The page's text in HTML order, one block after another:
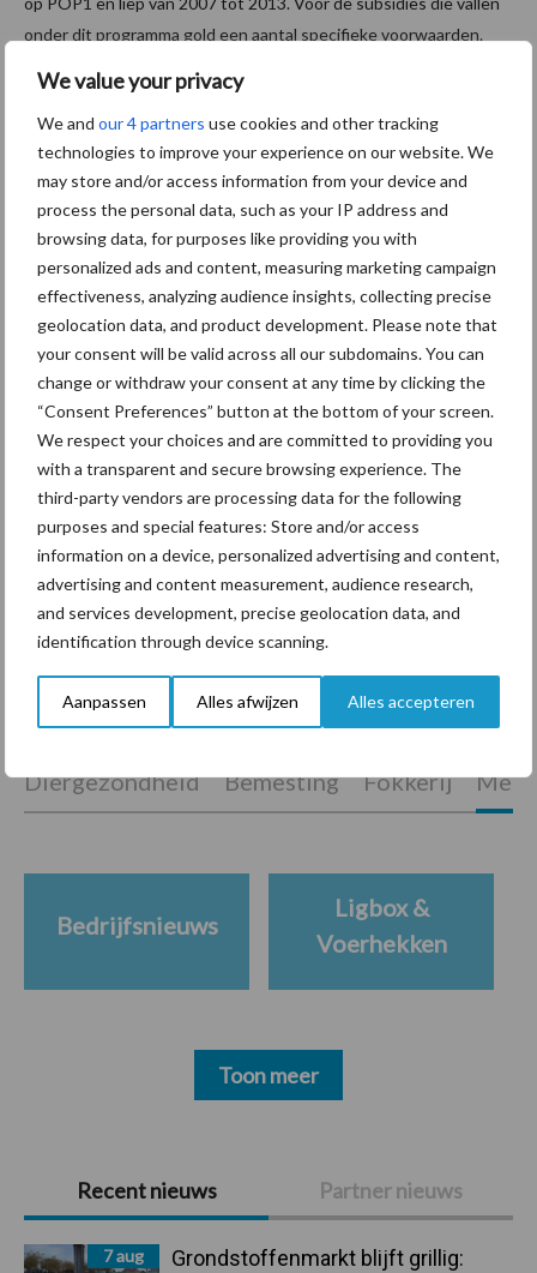
We value your privacy
We and our 4 partners use cookies and other tracking
technologies to improve your experience on our website. We
may store and/or access information from your device and
process the personal data, such as your IP address and
browsing data, for purposes like providing you with
personalized ads and content, measuring marketing campaign
effectiveness, analyzing audience insights, collecting precise
geolocation data, and product development. Please note that
your consent will be valid across all our subdomains. You can
change or withdraw your consent at any time by clicking the
“Consent Preferences” button at the bottom of your screen.
We respect your choices and are committed to providing you
with a transparent and secure browsing experience. The
third-party vendors are processing data for the following
purposes and special features: Store and/or access
information on a device, personalized advertising and content,
advertising and content measurement, audience research,
and services development, precise geolocation data, and
identification through device scanning.
Aanpassen Alles afwijzen Alles accepteren
onder dit programma gold een aantal specifieke voorwaarden.
Bron:RVO
Primaire
Sidebar
Recent nieuws Partner nieuws
7 aug
Grondstoffenmarkt blijft grillig:
Aanbevolen voor jou!
Grondstoffenmarkt blijft
grillig: droogte en
geopolitiek houden handel
in de greep
De speenhuid: een vaak
onderschatte risicofactor
voor mastitis
ForFarmers ziet volume en
marktaandeel groeien in
krimpende Nederlandse
markt
Themapagina's
Diergezondheid Bemesting Fokkerij
Bedrijfsnieuws
Ligbox &
Voerhekken
Toon meer